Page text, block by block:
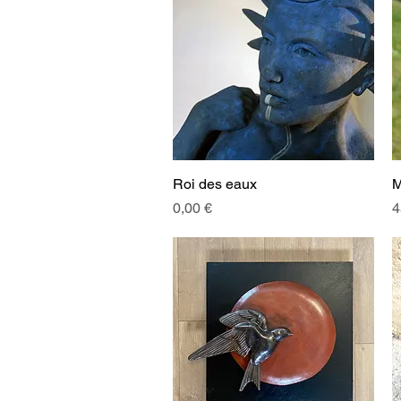
Aperçu rapide
Roi des eaux
Prix
0,00 €